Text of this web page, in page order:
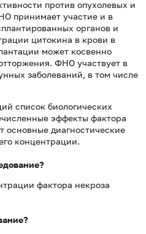
против опухолевых и
принимает участие и в
органов и
цитокина в крови в
может косвенно
ФНО участвует в
заболеваний, в том числе
список биологических
эффекты фактора
основные диагностические
концентрации.
фактора некроза